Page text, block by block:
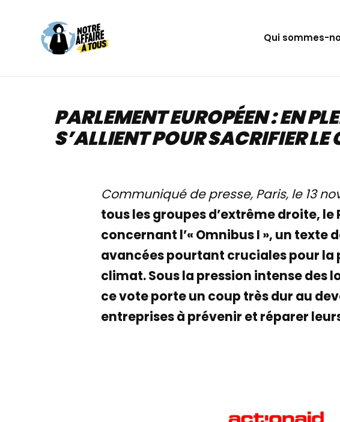
contenu
Qui sommes-
PARLEMENT EUROPÉEN : EN
S’ALLIENT POUR SACRIFIER
Communiqué de presse, Paris, le 13
tous les groupes d’extrême droite,
concernant l’« Omnibus I », un
avancées pourtant cruciales pour la
climat. Sous la pression intense des
ce vote porte un coup très dur au
entreprises à prévenir et réparer